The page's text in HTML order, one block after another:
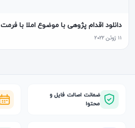
دانلود اقدام پژوهی با موضوع املا با فرمت WORD ورد
۱۱ ژوئن ۲۰۲۲
ضمانت اصالت فایل و
محتوا